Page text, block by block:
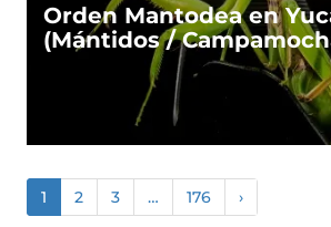
Orden Mantodea en
(Mántidos /
1 2 3 … 176 ›